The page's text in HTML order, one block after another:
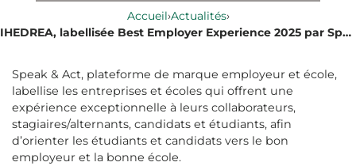
Accueil›Actualités›
IHEDREA, labellisée Best Employer Experience 2025 par Speak & Act
Speak & Act, plateforme de marque employeur et école,
labellise les entreprises et écoles qui offrent une
expérience exceptionnelle à leurs collaborateurs,
stagiaires/alternants, candidats et étudiants, afin
d’orienter les étudiants et candidats vers le bon
employeur et la bonne école.